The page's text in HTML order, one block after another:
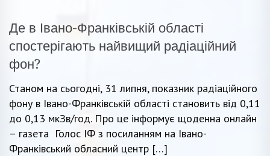
Де в Івано-Франківській області
спостерігають найвищий радіаційний
фон?
Станом на сьогодні, 31 липня, показник радіаційного
фону в Івано-Франківській області становить від 0,11
до 0,13 мкЗв/год. Про це інформує щоденна онлайн
– газета Голос ІФ з посиланням на Івано-
Франківський обласний центр […]